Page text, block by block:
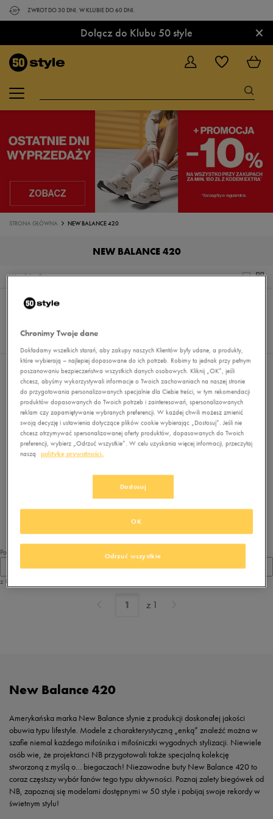
ZWROT DO 30 DNI. W KLUBIE DO 60 DNI.
Dołącz do Klubu 50 style ×
STRONA GŁÓWNA NEW BALANCE 420
NEW BALANCE 420
0
Wyników
Sortuj:
REKOMENDOWANE
Nie wybrano filtrów
Brak produktów do wyświetlenia
Zmień kryteria wyszukiwania lub
Pokaż
z 0
z 1
New Balance 420
Amerykańska marka New Balance słynie z produkcji doskonałej jakości
obuwia typu lifestyle. Modele z charakterystyczną „enką” znaleźć można w
szafie niemal każdego miłośnika i miłośniczki wygodnych stylizacji. Niewiele
osób wie, że projektanci NB przygotowali także specjalną kolekcję
stworzoną z myślą o… biegaczach! Niezawodne buty New Balance 420 to
coraz częstszy wybór fanów tego typu aktywności. Poznaj zalety biegówek od
NB, zapoznaj się modelami dostępnymi w 50 style i pobijaj swoje rekordy w
świetnym stylu!
Chronimy Twoje dane
Dokładamy wszelkich starań, aby zakupy naszych Klientów były udane, a produkty,
które wybierają – najlepiej dopasowane do ich potrzeb. Robimy to jednak przy pełnym
poszanowaniu bezpieczeństwa wszystkich danych osobowych. Kliknij „OK”, jeśli
chcesz, abyśmy wykorzystywali informacje o Twoich zachowaniach na naszej stronie
do przygotowania personalizowanych specjalnie dla Ciebie treści, w tym rekomendacji
produktów dopasowanych do Twoich potrzeb i zainteresowań, spersonalizowanych
reklam czy zapamiętywanie wybranych preferencji. W każdej chwili możesz zmienić
swoją decyzję i ustawienia dotyczące plików cookie wybierając „Dostosuj”. Jeśli nie
chcesz otrzymywać spersonalizowanej oferty produktów, dopasowanych do Twoich
preferencji, wybierz „Odrzuć wszystkie”. W celu uzyskania więcej informacji, przeczytaj
naszą
politykę prywatności.
Dostosuj
Odrzuć wszystkie
OK